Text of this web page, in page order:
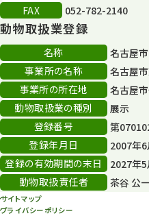
再生フォーラム
80周年
その他
その他イベント
スカイタワー
年末年始のイベント
秋まつり
FAX
052-782-2140
動物取扱業登録
名称
名古屋市
事業所の名称
名古屋
事業所の所在地
名古屋
動物取扱業の種別
展示
登録番号
第
登録年月日
2007年6
登録の有効期間の末日
2027年
動物取扱責任者
茶谷 公
サイトマップ
プライバシーポリシー